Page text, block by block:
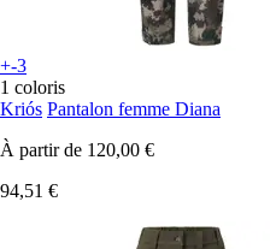
+-3
1 coloris
Kriós Pantalon femme Diana
À partir de 120,00 €
94,51 €